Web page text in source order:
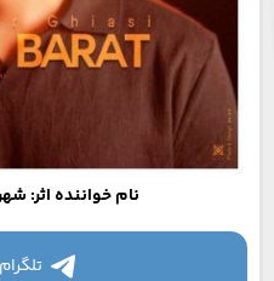
نام خواننده اثر: